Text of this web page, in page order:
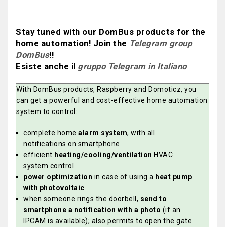
Stay tuned with our DomBus products for the
home automation! Join the Telegram group
DomBus!!
Esiste anche il gruppo Telegram in Italiano
With DomBus products, Raspberry and Domoticz, you
can get a powerful and cost-effective home automation
system to control:
complete home alarm system, with all
notifications on smartphone
efficient heating/cooling/ventilation HVAC
system control
power optimization in case of using a heat pump
with photovoltaic
when someone rings the doorbell, send to
smartphone a notification with a photo (if an
IPCAM is available); also permits to open the gate